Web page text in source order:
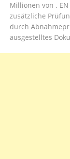
Millionen von .
zusätzliche
durch
ausgestelltes